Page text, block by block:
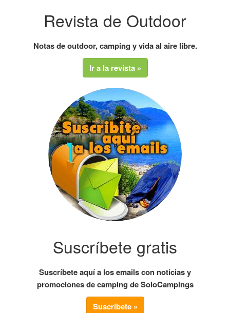
Revista de Outdoor
Notas de outdoor, camping y vida al aire libre.
Ir a la revista »
Suscríbete gratis
Suscríbete aquí a los emails con noticias y
promociones de camping de SoloCampings
Suscríbete »